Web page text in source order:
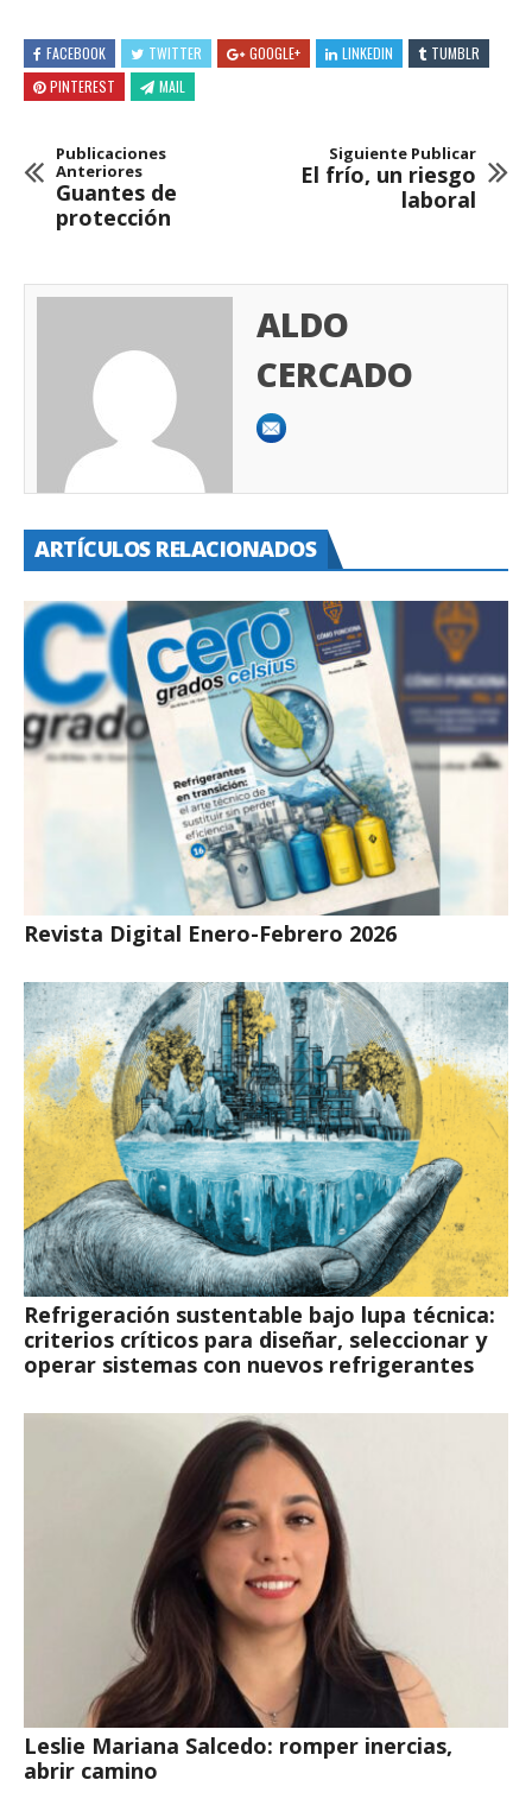
FACEBOOK TWITTER GOOGLE+ LINKEDIN
TUMBLR
PINTEREST
MAIL
Publicaciones
Anteriores
Guantes de
protección
Siguiente Publicar
El frío, un riesgo
laboral
ALDO
CERCADO
ARTÍCULOS RELACIONADOS
Revista Digital Enero-Febrero 2026
Refrigeración sustentable bajo lupa técnica:
criterios críticos para diseñar, seleccionar y
operar sistemas con nuevos refrigerantes
Leslie Mariana Salcedo: romper inercias,
abrir camino